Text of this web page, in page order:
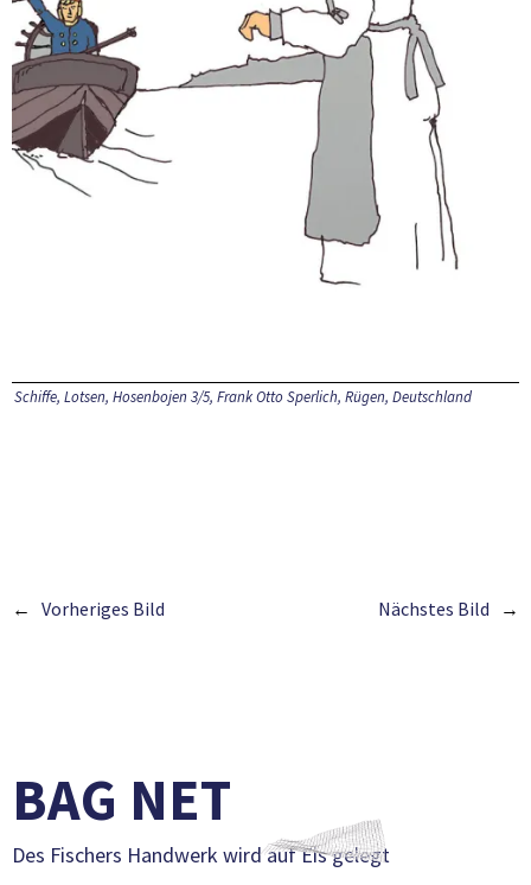
Schiffe, Lotsen, Hosenbojen 3/5, Frank Otto Sperlich, Rügen, Deutschland
Nächstes Bild
Vorheriges Bild
BAG NET
Des Fischers Handwerk wird auf Eis gelegt